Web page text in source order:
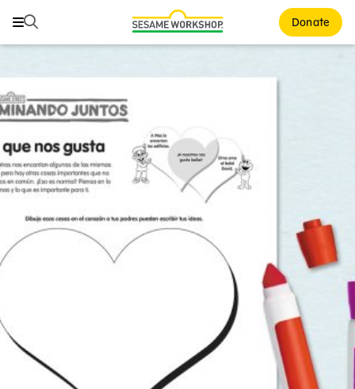
Buscar Donate
Buscar
ABCs and 123s
Healthy Minds and Bodies
Tough Topics
Courses and Webinars
Games and Storybooks
Our Work
Support Us